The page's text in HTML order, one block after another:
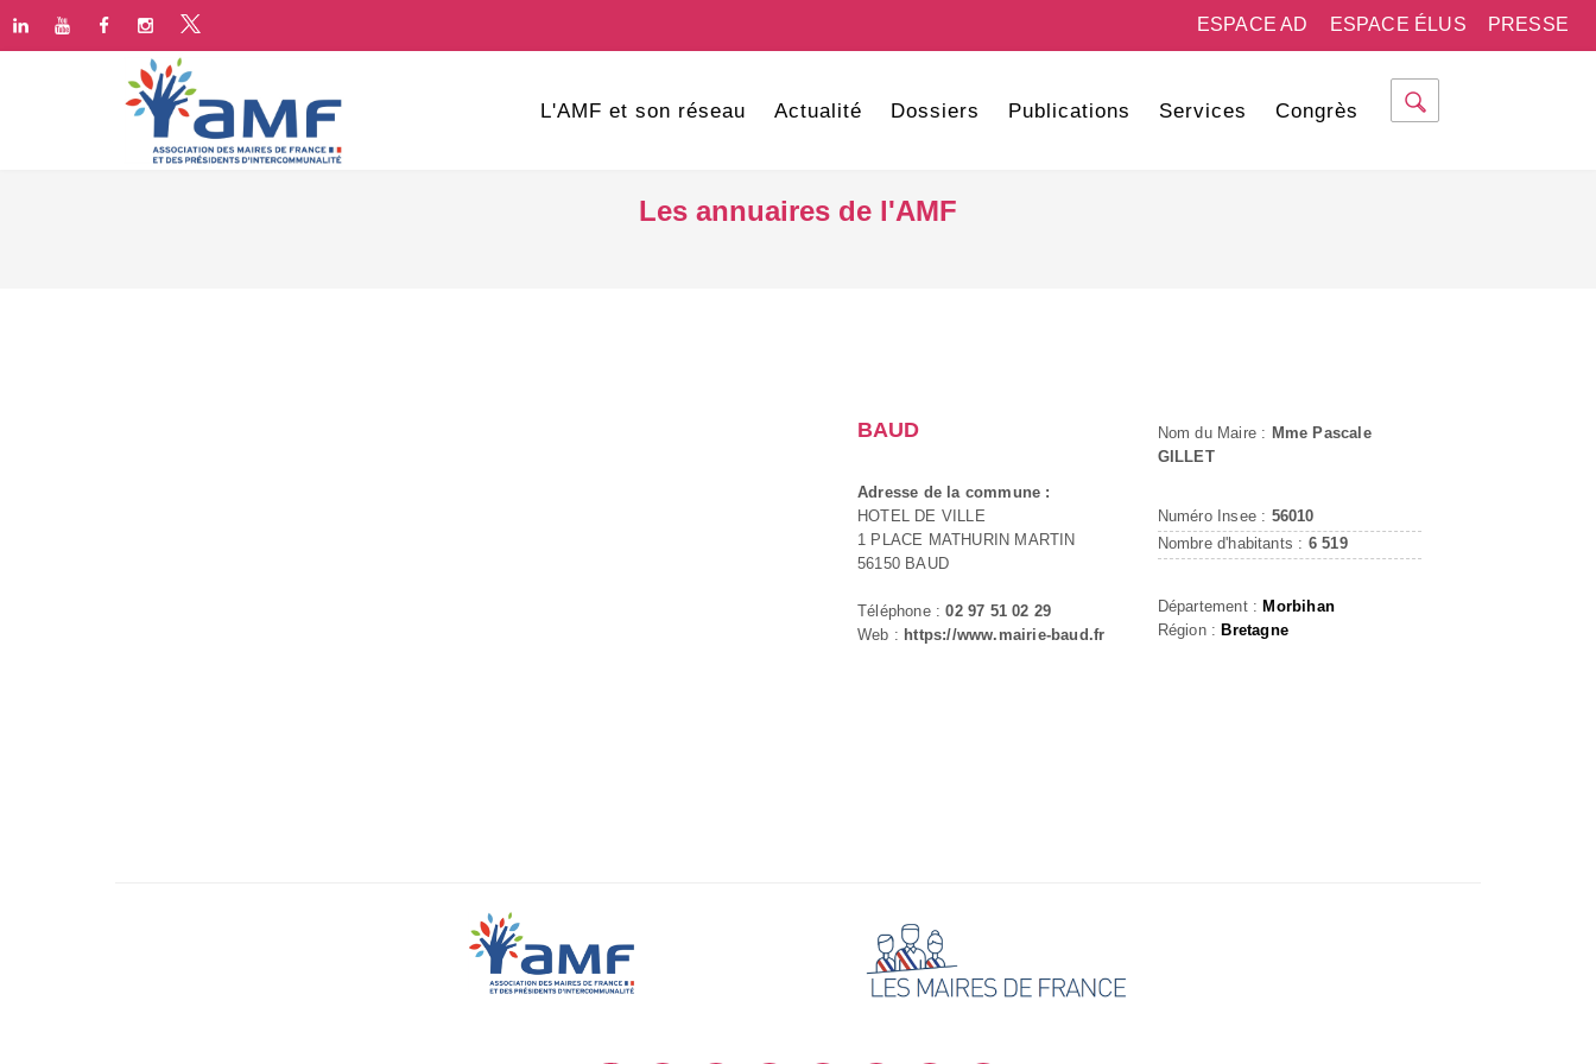
PRESSE
ESPACE ÉLUS
ESPACE AD
L'AMF et son réseau Actualité Dossiers Publications Services Congrès
Les annuaires de l'AMF
BAUD
Adresse de la commune :
HOTEL DE VILLE
1 PLACE MATHURIN MARTIN
56150 BAUD
Téléphone :02 97 51 02 29
Web : https://www.mairie-baud.fr
Nom du Maire : Mme Pascale
GILLET
Numéro Insee : 56010
Nombre d'habitants : 6 519
Département : Morbihan
Région : Bretagne